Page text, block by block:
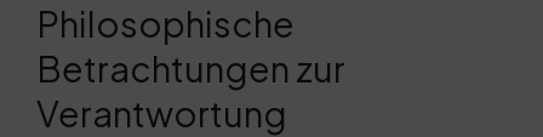
Philosophische
Betrachtungen zur
Verantwortung